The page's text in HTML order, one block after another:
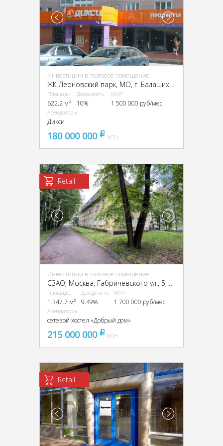
Инвестиции в торговое помещение
ЖК Леоновский парк, МО, г. Балашиха, мкрн. Кучино, Соловьёва ул., 2
Площадь
622.2 м²
Доходность
10%
МАП
1 500 000 руб/мес
Арендаторы
Дикси
180 000 000 pуб
УСН
Retail
Инвестиции в торговое помещение
Площадь
1 347.7 м²
Доходность
9.49%
МАП
1 700 000 руб/мес
Арендаторы
сетевой хостел «Добрый дом»
215 000 000 pуб
УСН
Retail